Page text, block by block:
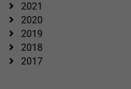
2021
2020
2019
2018
2017